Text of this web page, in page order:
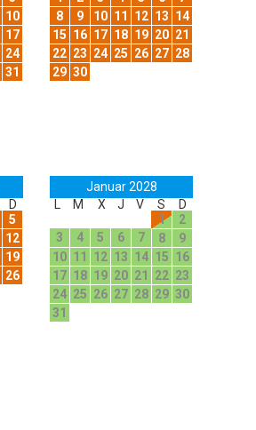
10
17
24
31
8
9 10 11 12 13 14
15 16 17 18 19 20 21
22 23 24 25 26 27 28
29 30
D
5
12
19
26
Januar 2028
L
M X J V S
D
1
2
3
4 5 6 7 8
9
10 11 12 13 14 15 16
17 18 19 20 21 22 23
24 25 26 27 28 29 30
31